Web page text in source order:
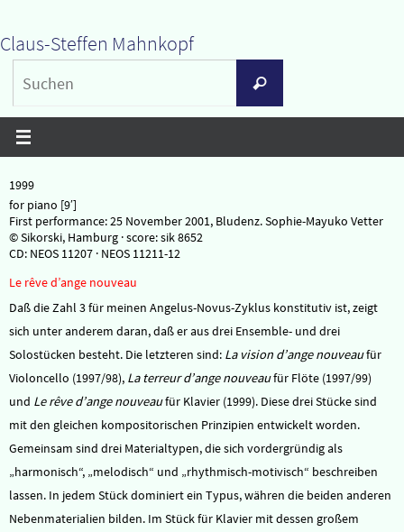
Inhalt
springen
Claus-Steffen Mahnkopf
Suchen
1999
for piano [9′]
First performance: 25 November 2001, Bludenz. Sophie-Mayuko Vetter
© Sikorski, Hamburg · score: sik 8652
CD: NEOS 11207 · NEOS 11211-12
Le rêve d’ange nouveau
Daß die Zahl 3 für meinen Angelus-Novus-Zyklus konstitutiv ist, zeigt
sich unter anderem daran, daß er aus drei Ensemble- und drei
Solostücken besteht. Die letzteren sind: La vision d’ange nouveaufür
Violoncello (1997/98), La terreur d’ange nouveaufür Flöte (1997/99)
und Le rêve d’ange nouveaufür Klavier (1999). Diese drei Stücke sind
mit den gleichen kompositorischen Prinzipien entwickelt worden.
Gemeinsam sind drei Materialtypen, die sich vordergründig als
„harmonisch“, „melodisch“ und „rhythmisch-motivisch“ beschreiben
lassen. In jedem Stück dominiert ein Typus, währen die beiden anderen
Nebenmaterialien bilden. Im Stück für Klavier mit dessen großem